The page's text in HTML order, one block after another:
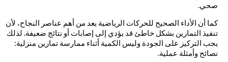
صحي.
كما أن الأداء الصحيح للحركات الرياضية يعد من أهم عناصر النجاح، لأن
تنفيذ التمارين بشكل خاطئ قد يؤدي إلى إصابات أو نتائج ضعيفة. لذلك
يجب التركيز على الجودة وليس الكمية أثناء ممارسة تمارين منزلية:
نصائح وأمثلة عملية.